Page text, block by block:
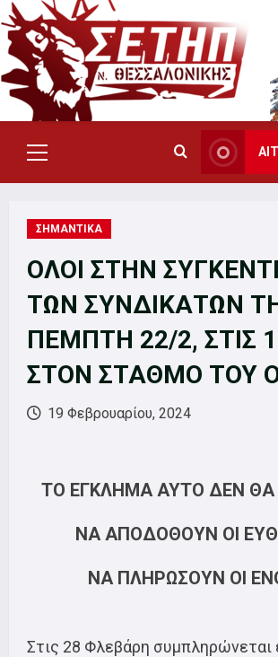
Skip
to
content
Primary
Menu
ΣΗΜΑΝΤΙΚΑ
ΟΛΟΙ ΣΤΗΝ
ΤΩΝ ΣΥΝΔΙΚΑΤΩΝ
ΠΕΜΠΤΗ 22/2, ΣΤΙΣ
ΣΤΟΝ ΣΤΑΘΜΟ ΤΟΥ
19 Φεβρουαρίου, 2024
ΤΟ ΕΓΚΛΗΜΑ ΑΥΤΟ ΔΕΝ ΘΑ
ΝΑ ΑΠΟΔΟΘΟΥΝ ΟΙ
ΝΑ ΠΛΗΡΩΣΟΥΝ ΟΙ
Στις 28 Φλεβάρη συμπληρώνεται